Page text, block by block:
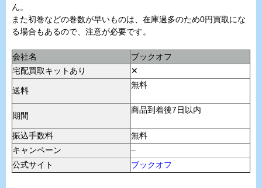
ん。
また初巻などの巻数が早いものは、在庫過多のため0円買取にな
る場合もあるので、注意が必要です。
会社名
ブックオフ
宅配買取キットあり
✕
送料
無料
期間
商品到着後7日以内
振込手数料
無料
キャンペーン
–
公式サイト
ブックオフ